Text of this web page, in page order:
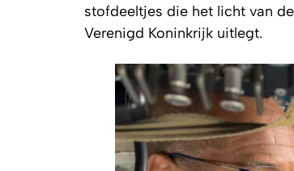
stofdeeltjes die het licht van
Verenigd Koninkrijk uitlegt.